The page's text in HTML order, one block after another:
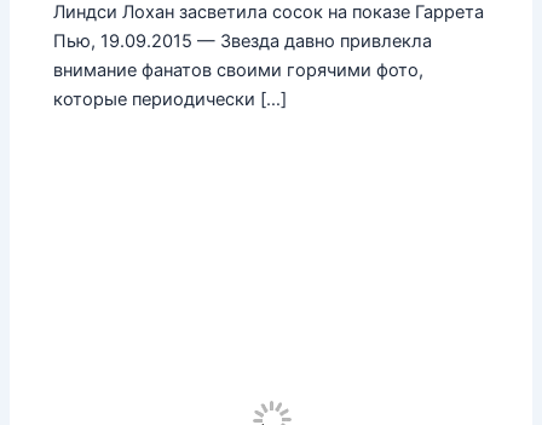
Линдси Лохан засветила сосок на показе Гаррета
Пью, 19.09.2015 — Звезда давно привлекла
внимание фанатов своими горячими фото,
которые периодически […]